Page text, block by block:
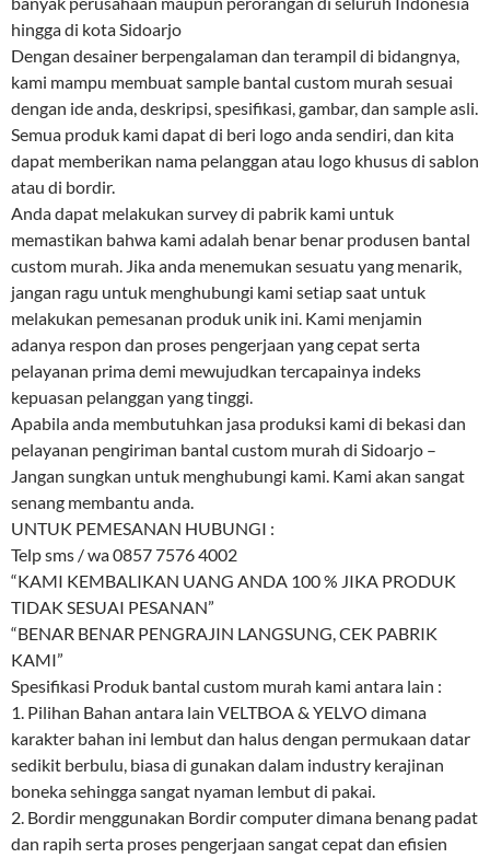
hingga di kota Sidoarjo
Dengan desainer berpengalaman dan terampil di bidangnya,
kami mampu membuat sample bantal custom murah sesuai
dengan ide anda, deskripsi, spesifikasi, gambar, dan sample asli.
Semua produk kami dapat di beri logo anda sendiri, dan kita
dapat memberikan nama pelanggan atau logo khusus di sablon
atau di bordir.
Anda dapat melakukan survey di pabrik kami untuk
memastikan bahwa kami adalah benar benar produsen bantal
custom murah. Jika anda menemukan sesuatu yang menarik,
jangan ragu untuk menghubungi kami setiap saat untuk
melakukan pemesanan produk unik ini. Kami menjamin
adanya respon dan proses pengerjaan yang cepat serta
pelayanan prima demi mewujudkan tercapainya indeks
kepuasan pelanggan yang tinggi.
Apabila anda membutuhkan jasa produksi kami di bekasi dan
pelayanan pengiriman bantal custom murah di Sidoarjo –
Jangan sungkan untuk menghubungi kami. Kami akan sangat
senang membantu anda.
UNTUK PEMESANAN HUBUNGI :
Telp sms / wa 0857 7576 4002
“KAMI KEMBALIKAN UANG ANDA 100 % JIKA PRODUK
TIDAK SESUAI PESANAN”
“BENAR BENAR PENGRAJIN LANGSUNG, CEK PABRIK
KAMI”
Spesifikasi Produk bantal custom murah kami antara lain :
1. Pilihan Bahan antara lain VELTBOA & YELVO dimana
karakter bahan ini lembut dan halus dengan permukaan datar
sedikit berbulu, biasa di gunakan dalam industry kerajinan
boneka sehingga sangat nyaman lembut di pakai.
2. Bordir menggunakan Bordir computer dimana benang padat
dan rapih serta proses pengerjaan sangat cepat dan efisien